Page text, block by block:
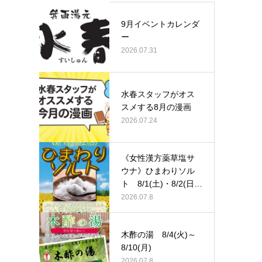
9月イベントカレンダ
ー
2026.07.31
水春スタッフがオス
スメする8月の漫画
2026.07.24
《女性漢方薬草塩サ
ウナ》ひまわりソル
ト 8/1(土)・8/2(日)
…
2026.07.8
木酢の湯 8/4(火)～
8/10(月)